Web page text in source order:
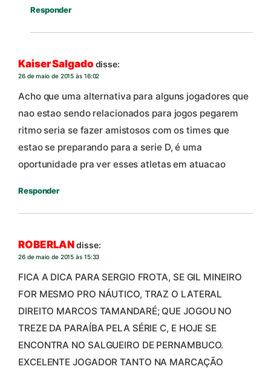
Responder
Kaiser Salgado disse:
26 de maio de 2015 às 16:02
Acho que uma alternativa para alguns jogadores que
nao estao sendo relacionados para jogos pegarem
ritmo seria se fazer amistosos com os times que
estao se preparando para a serie D, é uma
oportunidade pra ver esses atletas em atuacao
Responder
ROBERLANdisse:
26 de maio de 2015 às 15:33
FICA A DICA PARA SERGIO FROTA, SE GIL MINEIRO
FOR MESMO PRO NÁUTICO, TRAZ O LATERAL
DIREITO MARCOS TAMANDARÉ; QUE JOGOU NO
TREZE DA PARAÍBA PELA SÉRIE C, E HOJE SE
ENCONTRA NO SALGUEIRO DE PERNAMBUCO.
EXCELENTE JOGADOR TANTO NA MARCAÇÃO